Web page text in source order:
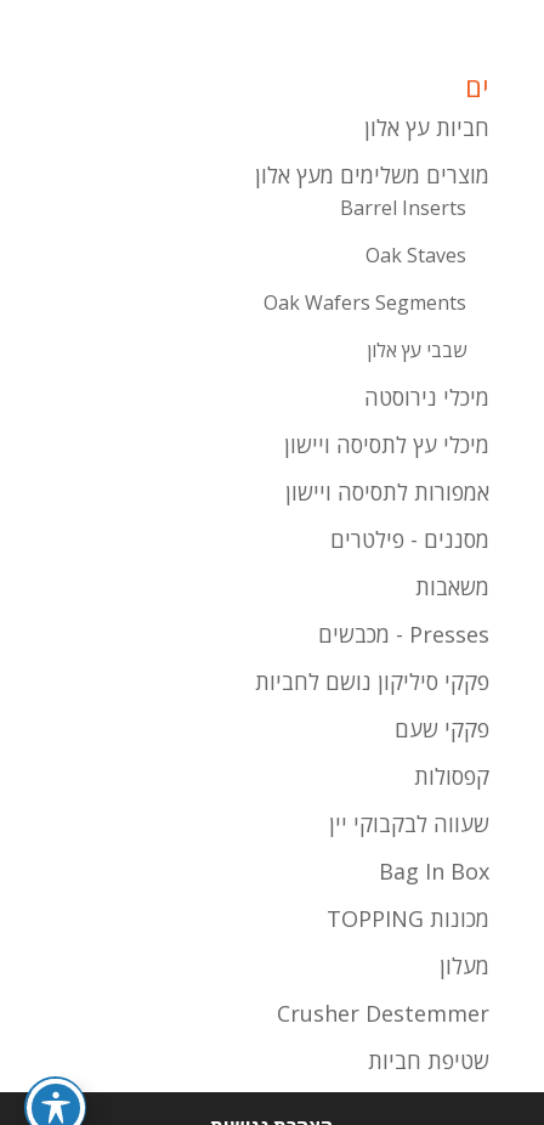
ים
חביות עץ אלון
מוצרים משלימים מעץ אלון
Barrel Inserts
Oak Staves
Oak Wafers Segments
שבבי עץ אלון
מיכלי נירוסטה
מיכלי עץ לתסיסה ויישון
אמפורות לתסיסה ויישון
מסננים - פילטרים
משאבות
Presses - מכבשים
פקקי סיליקון נושם לחביות
פקקי שעם
קפסולות
שעווה לבקבוקי יין
Bag In Box
מכונות TOPPING
מעלון
Crusher Destemmer
שטיפת חביות